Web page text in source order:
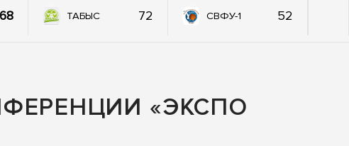
68 ТАБЫС 72 СВФУ-1 52
«ЭКСПО